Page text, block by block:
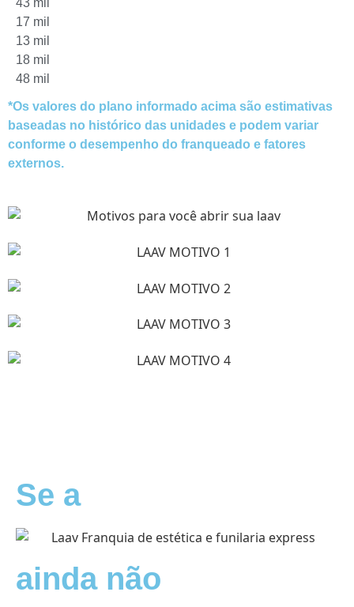
43 mil
17 mil
13 mil
18 mil
48 mil
*Os valores do plano informado acima são estimativas
baseadas no histórico das unidades e podem variar
conforme o desempenho do franqueado e fatores
externos.
Se a
ainda não